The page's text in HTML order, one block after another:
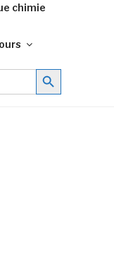
chimie
Search Button